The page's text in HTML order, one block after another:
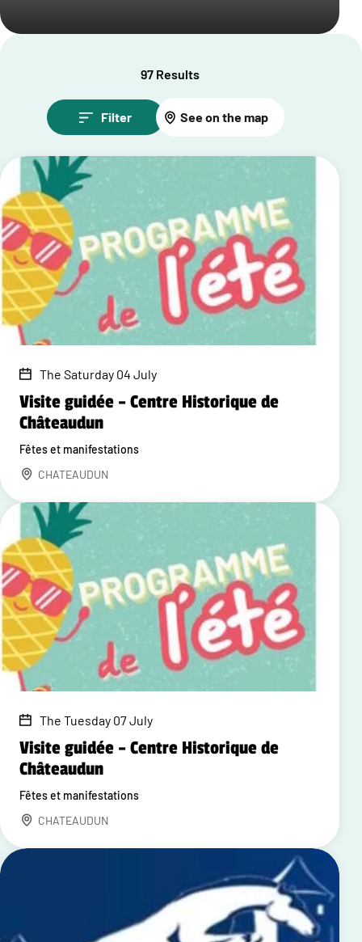
97 Results
Filter See on the map
The Saturday 04 July
Visite guidée – Centre Historique de
Châteaudun
Fêtes et manifestations
CHATEAUDUN
The Tuesday 07 July
Visite guidée – Centre Historique de
Châteaudun
Fêtes et manifestations
CHATEAUDUN